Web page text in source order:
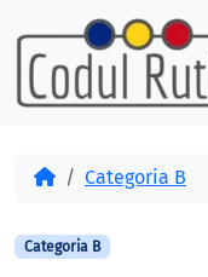
Skip to content
Skip to footer
AcasăCategoria B
Categoria B